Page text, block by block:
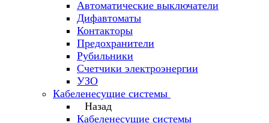
Автоматические выключатели
Дифавтоматы
Контакторы
Предохранители
Рубильники
Счетчики электроэнергии
УЗО
Кабеленесущие системы
Назад
Кабеленесущие системы